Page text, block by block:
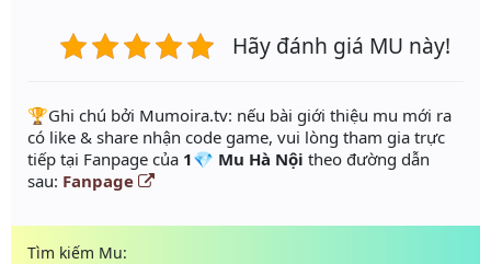
Hãy đánh giá MU này!
️🏆Ghi chú bởi Mumoira.tv: nếu bài giới thiệu mu mới ra
có like & share nhận code game, vui lòng tham gia trực
tiếp tại Fanpage của 1💎 Mu Hà Nội theo đường dẫn
sau: Fanpage
Tìm kiếm Mu: